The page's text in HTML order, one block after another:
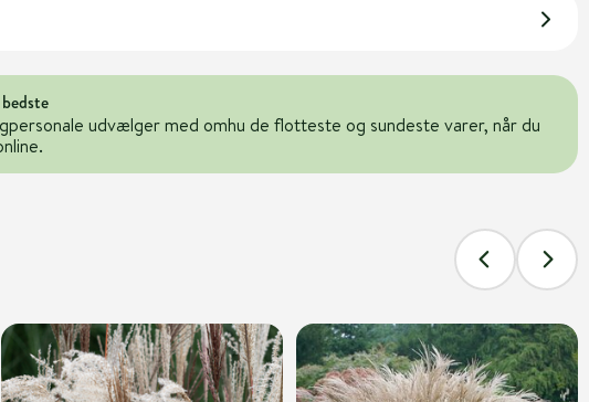
udvælger med omhu de flotteste og sundeste varer, når du